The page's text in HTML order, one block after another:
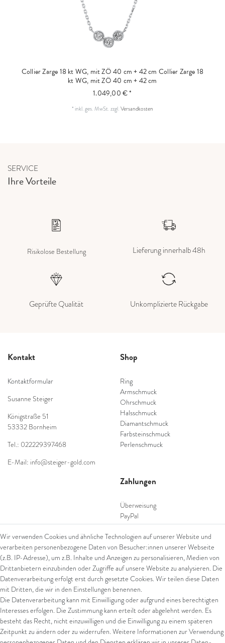
Collier Zarge 18 kt WG, mit ZÖ 40 cm + 42 cm Collier Zarge 18
kt WG, mit ZÖ 40 cm + 42 cm
1.049,00 € *
* inkl. ges. MwSt.zzgl.Versandkosten
SERVICE
Ihre Vorteile
Risikolose Bestellung Lieferung innerhalb 48h
Geprüfte Qualität Unkomplizierte Rückgabe
Kontakt
Kontaktformular
Susanne Steiger
Königstraße 51
53332 Bornheim
Tel.: 022229397468
E-Mail: info@steiger-gold.com
Shop
Ring
Armschmuck
Ohrschmuck
Halsschmuck
Diamantschmuck
Farbsteinschmuck
Perlenschmuck
Zahlungen
Überweisung
PayPal
SEPA Lastschrift
giropay
Kreditkarte
Versand
UPS
FedEx
Wir verwenden Cookies und ähnliche Technologien auf unserer Website und
verarbeiten personenbezogene Daten von Besucher:innen unserer Webseite
(z.B. IP-Adresse), um z.B. Inhalte und Anzeigen zu personalisieren, Medien von
Drittanbietern einzubinden oder Zugriffe auf unsere Website zu analysieren. Die
Datenverarbeitung erfolgt erst durch gesetzte Cookies. Wir teilen diese Daten
mit Dritten, die wir in den Einstellungen benennen.
Die Datenverarbeitung kann mit Einwilligung oder aufgrund eines berechtigten
Interesses erfolgen. Die Zustimmung kann erteilt oder abgelehnt werden. Es
besteht das Recht, nicht einzuwilligen und die Einwilligung zu einem späteren
Zeitpunkt zu ändern oder zu widerrufen. Weitere Informationen zur Verwendung